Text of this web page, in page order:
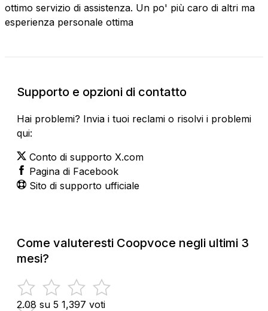
ottimo servizio di assistenza. Un po' più caro di altri ma
esperienza personale ottima
Supporto e opzioni di contatto
Hai problemi? Invia i tuoi reclami o risolvi i problemi
qui:
Conto di supporto X.com
Pagina di Facebook
Sito di supporto ufficiale
Come valuteresti Coopvoce negli ultimi 3
mesi?
2.08 su 5 1,397 voti